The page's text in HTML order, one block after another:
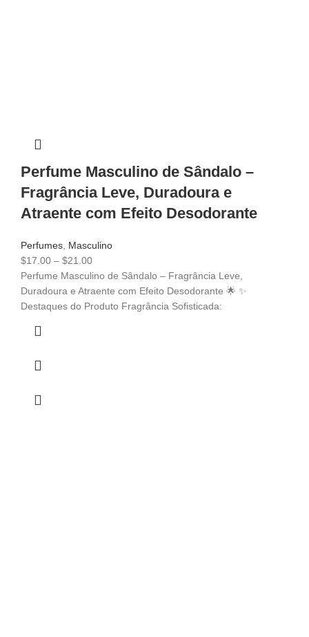
Perfume Masculino de Sândalo –
Fragrância Leve, Duradoura e
Atraente com Efeito Desodorante
Perfumes, Masculino
$17.00 – $21.00
Perfume Masculino de Sândalo – Fragrância Leve,
Duradoura e Atraente com Efeito Desodorante 🌟 ✨
Destaques do Produto Fragrância Sofisticada: